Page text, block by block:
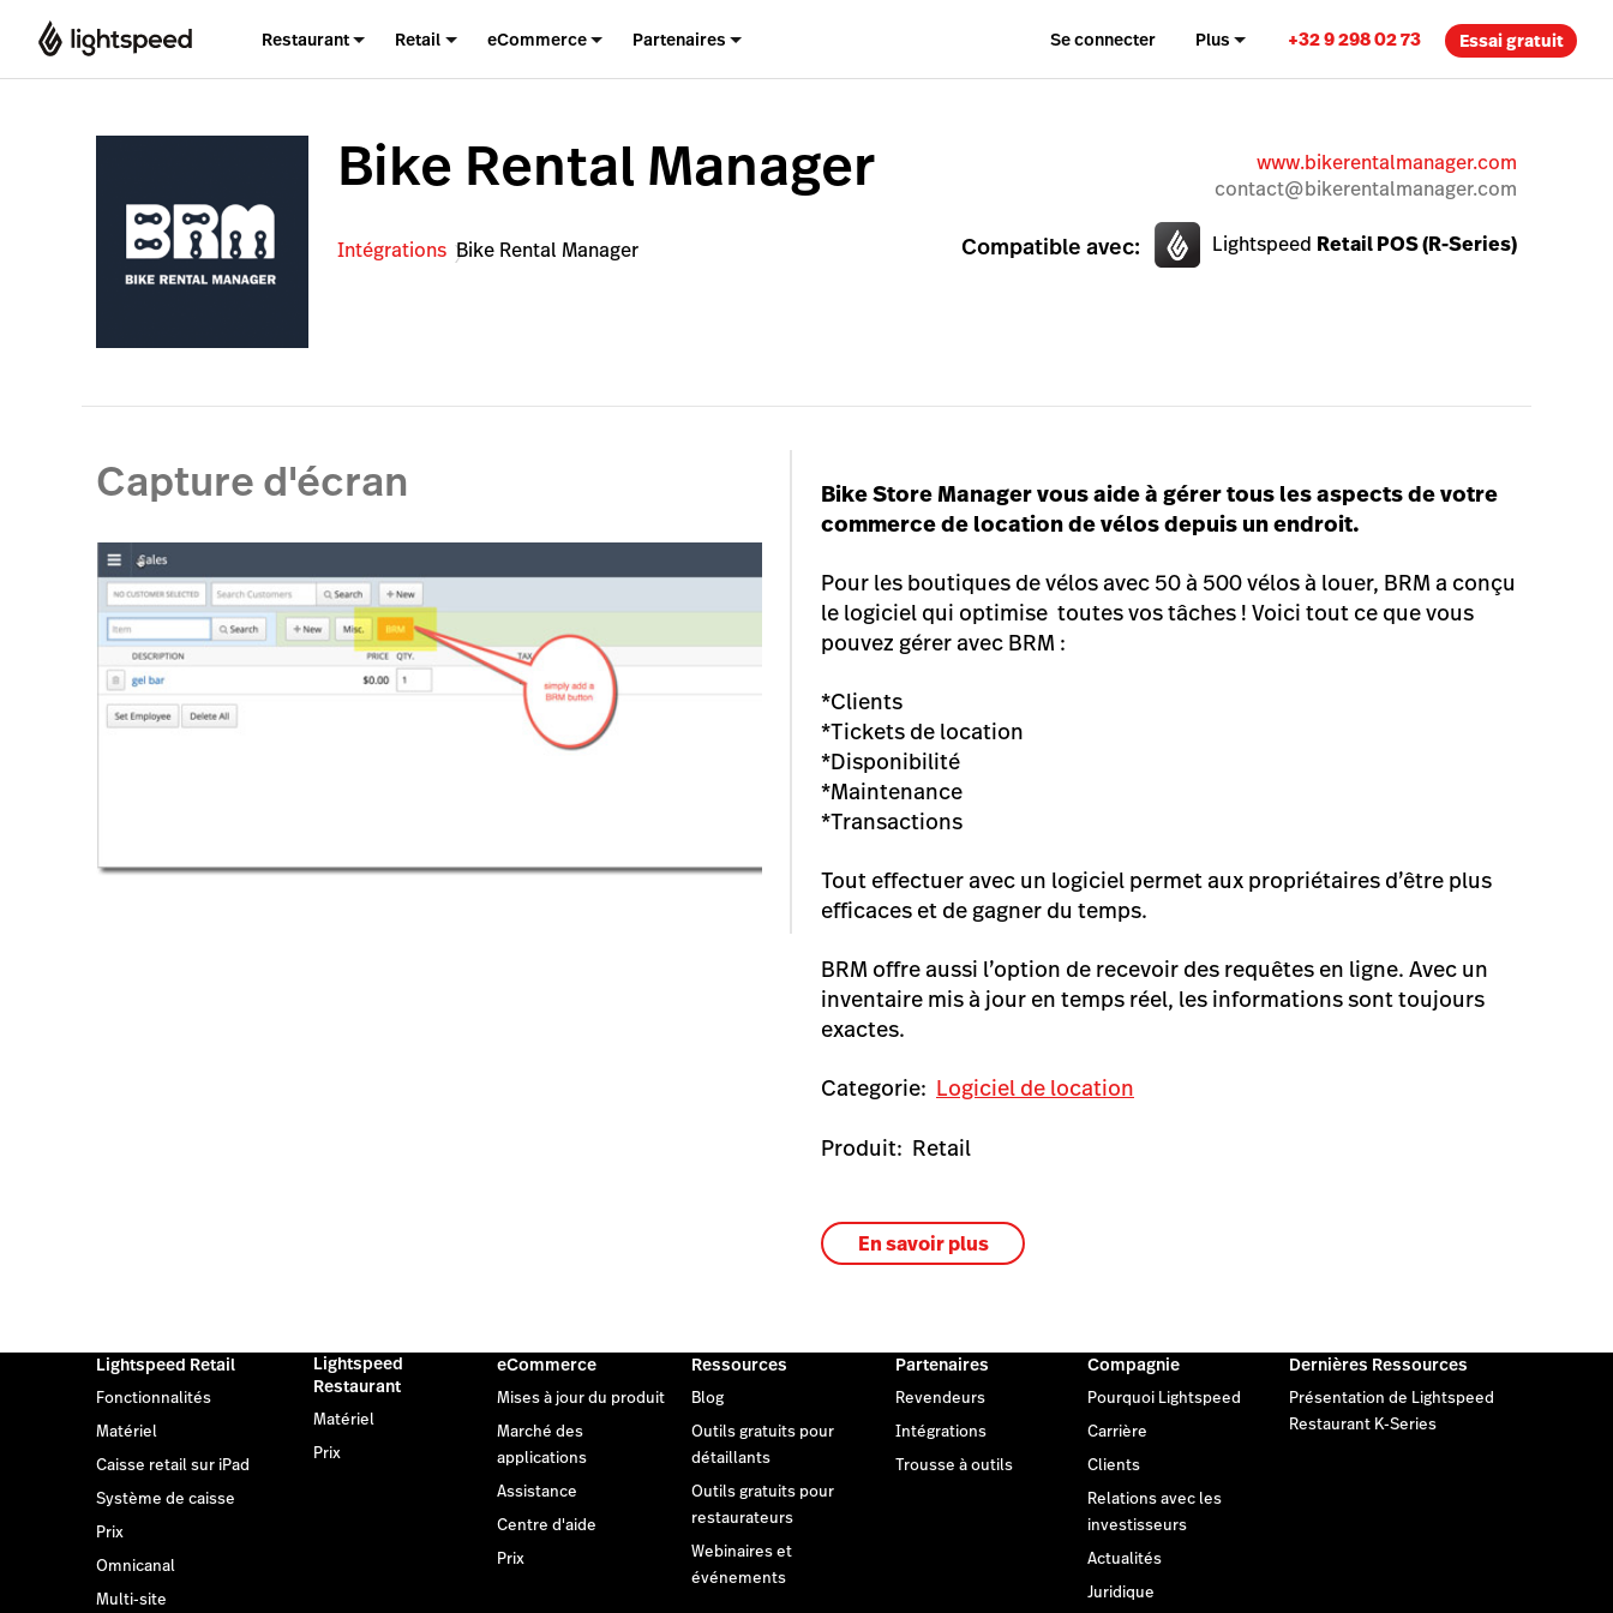
Restaurant Retail eCommerce Partenaires Se connecter Plus +32 9 298 02 73 Essai gratuit
Bike Rental Manager
Intégrations Bike Rental Manager
www.bikerentalmanager.com
contact@bikerentalmanager.com
Compatible avec: Lightspeed Retail POS (R-Series)
Capture d'écran
Bike Store Manager vous aide à gérer tous les aspects de votre
commerce de location de vélos depuis un endroit.
Pour les boutiques de vélos avec 50 à 500 vélos à louer, BRM a conçu
le logiciel qui optimise toutes vos tâches ! Voici tout ce que vous
pouvez gérer avec BRM :
*Clients
*Tickets de location
*Disponibilité
*Maintenance
*Transactions
Tout effectuer avec un logiciel permet aux propriétaires d’être plus
efficaces et de gagner du temps.
BRM offre aussi l’option de recevoir des requêtes en ligne. Avec un
inventaire mis à jour en temps réel, les informations sont toujours
exactes.
Categorie: Logiciel de location
Produit: Retail
En savoir plus
Lightspeed Retail
Fonctionnalités
Matériel
Caisse retail sur iPad
Système de caisse
Prix
Omnicanal
Multi-site
Lightspeed
Restaurant
Matériel
Prix
eCommerce
Mises à jour du produit
Marché des
applications
Assistance
Centre d'aide
Prix
Ressources
Blog
Outils gratuits pour
détaillants
Outils gratuits pour
restaurateurs
Webinaires et
événements
Partenaires
Revendeurs
Intégrations
Trousse à outils
Compagnie
Pourquoi Lightspeed
Carrière
Clients
Relations avec les
investisseurs
Actualités
Juridique
Dernières Ressources
Présentation de Lightspeed
Restaurant K-Series